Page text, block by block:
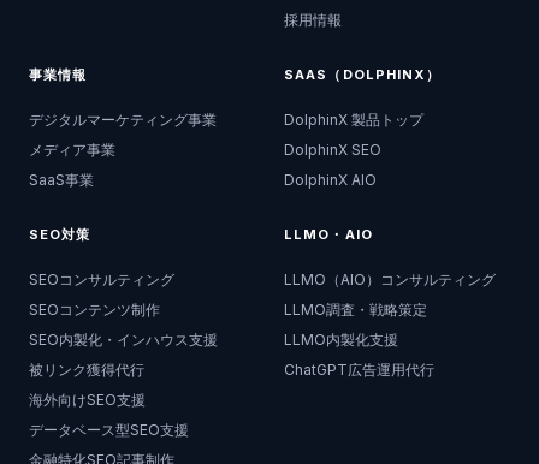
採用情報
事業情報
デジタルマーケティング事業
メディア事業
SaaS事業
SAAS（DOLPHINX）
DolphinX 製品トップ
DolphinX SEO
DolphinX AIO
SEO対策
SEOコンサルティング
SEOコンテンツ制作
SEO内製化・インハウス支援
被リンク獲得代行
海外向けSEO支援
データベース型SEO支援
金融特化SEO記事制作
LLMO・AIO
LLMO（AIO）コンサルティング
LLMO調査・戦略策定
LLMO内製化支援
ChatGPT広告運用代行